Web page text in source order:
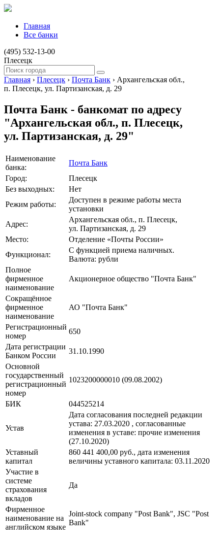
Главная
Все банки
(495) 532-13-00
Плесецк
Главная › Плесецк › Почта Банк › Архангельская обл.,
п. Плесецк, ул. Партизанская, д. 29
Почта Банк - банкомат по адресу
"Архангельская обл., п. Плесецк,
ул. Партизанская, д. 29"
Наименование
банка:
Почта Банк
Город:
Плесецк
Без выходных:
Нет
Режим работы:
Доступен в режиме работы места
установки
Адрес:
Архангельская обл., п. Плесецк,
ул. Партизанская, д. 29
Место:
Отделение «Почты России»
Функционал:
С функцией приема наличных.
Валюта: рубли
Полное
фирменное
наименование
Акционерное общество "Почта Банк"
Сокращённое
фирменное
наименование
АО "Почта Банк"
Регистрационный
номер
650
Дата регистрации
Банком России
31.10.1990
Основной
государственный
регистрационный
номер
1023200000010 (09.08.2002)
БИК 044525214
Устав
Дата согласования последней редакции
устава: 27.03.2020 , cогласованные
изменения в уставe: прочие изменения
(27.10.2020)
Уставный
капитал
860 441 400,00 руб., дата изменения
величины уставного капитала: 03.11.2020
Участие в
системе
страхования
вкладов
Да
Фирменное
наименование на
английском языке
Joint-stock company "Post Bank", JSC "Post
Bank"